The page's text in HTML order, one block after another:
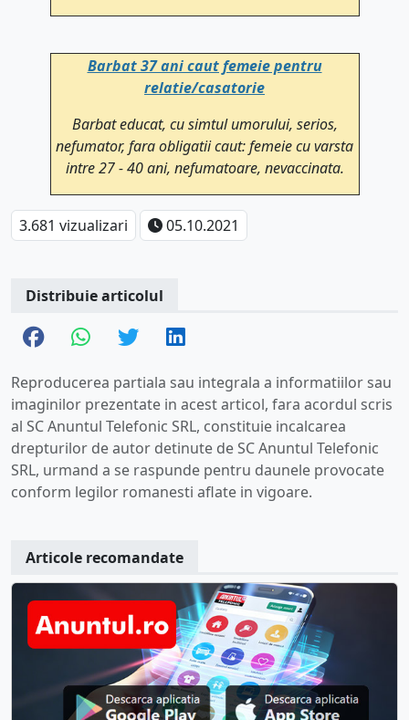
Barbat 37 ani caut femeie pentru
relatie/casatorie
Barbat educat, cu simtul umorului, serios,
nefumator, fara obligatii caut: femeie cu varsta
intre 27 - 40 ani, nefumatoare, nevaccinata.
3.681 vizualizari 05.10.2021
Distribuie articolul
Reproducerea partiala sau integrala a informatiilor sau
imaginilor prezentate in acest articol, fara acordul scris
al SC Anuntul Telefonic SRL, constituie incalcarea
drepturilor de autor detinute de SC Anuntul Telefonic
SRL, urmand a se raspunde pentru daunele provocate
conform legilor romanesti aflate in vigoare.
Articole recomandate